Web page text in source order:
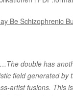
Be Schizophrenic
double has
field generated by
artist fusions. This